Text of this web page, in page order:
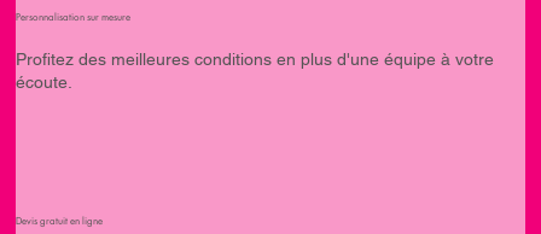
Personnalisation sur mesure
Profitez des meilleures conditions en plus d'une équipe à votre
écoute.
Devis gratuit en ligne